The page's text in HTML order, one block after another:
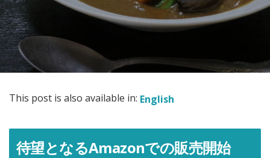
This post is also available in: English
待望となるAmazonでの販売開始